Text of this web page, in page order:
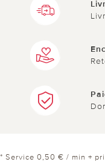
* Service 0,50 € / min +